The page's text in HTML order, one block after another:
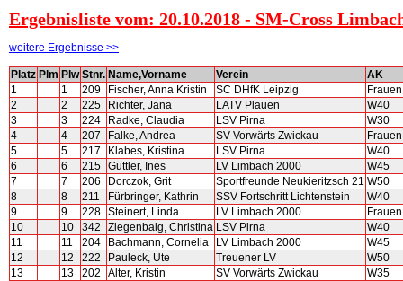
Ergebnisliste vom: 20.10.2018 - SM-Cross
weitere Ergebnisse >>
Platz Plm Plw Stnr. Name,Vorname Verein
AK
1
1 209 Fischer, Anna Kristin SC DHfK Leipzig
Frauen
2
2 225 Richter, Jana LATV Plauen
W40
3
3 224 Radke, Claudia LSV Pirna
W30
4
4 207 Falke, Andrea SV Vorwärts Zwickau
Frauen
5
5 217 Klabes, Kristina LSV Pirna
W40
6
6 215 Güttler, Ines LV Limbach 2000
W45
7
7 206 Dorczok, Grit Sportfreunde Neukieritzsch 21 W50
8
8 211 Fürbringer, Kathrin SSV Fortschritt Lichtenstein
W40
9
9 228 Steinert, Linda LV Limbach 2000
Frauen
10
10 342 Ziegenbalg, Christina LSV Pirna
W40
11
11 204 Bachmann, Cornelia LV Limbach 2000
W45
12
12 222 Pauleck, Ute Treuener LV
W50
13
13 202 Alter, Kristin SV Vorwärts Zwickau
W35